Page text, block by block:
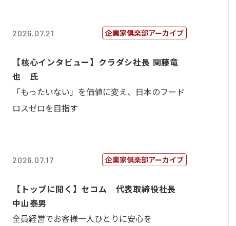
2026.07.21 企業家倶楽部アーカイブ
【核心インタビュー】クラダシ社長 関藤竜
也 氏
「もったいない」を価値に変え、日本のフード
ロスゼロを目指す
2026.07.17 企業家倶楽部アーカイブ
【トップに聞く】セコム 代表取締役社長
中山泰男
全員経営でお客様一人ひとりに安心を